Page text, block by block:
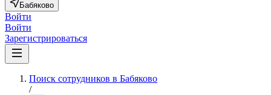
Бабяково
Войти
Войти
Зарегистрироваться
Поиск сотрудников в Бабяково
/